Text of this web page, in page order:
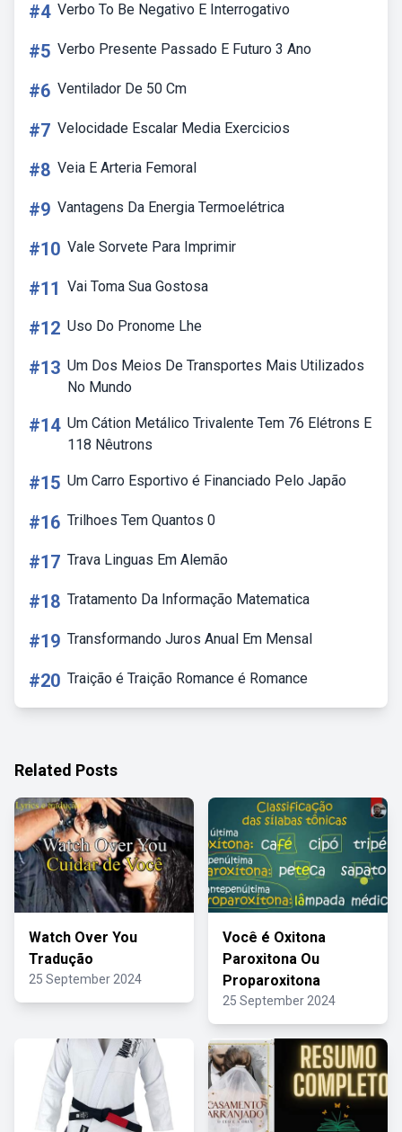
#4 Verbo To Be Negativo E Interrogativo
#5 Verbo Presente Passado E Futuro 3 Ano
#6 Ventilador De 50 Cm
#7 Velocidade Escalar Media Exercicios
#8 Veia E Arteria Femoral
#9 Vantagens Da Energia Termoelétrica
#10 Vale Sorvete Para Imprimir
#11 Vai Toma Sua Gostosa
#12 Uso Do Pronome Lhe
#13 Um Dos Meios De Transportes Mais Utilizados
No Mundo
#14 Um Cátion Metálico Trivalente Tem 76 Elétrons E
118 Nêutrons
#15 Um Carro Esportivo é Financiado Pelo Japão
#16 Trilhoes Tem Quantos 0
#17 Trava Linguas Em Alemão
#18 Tratamento Da Informação Matematica
#19 Transformando Juros Anual Em Mensal
#20 Traição é Traição Romance é Romance
Related Posts
Watch Over You
Tradução
25 September 2024
Você é Oxitona
Paroxitona Ou
Proparoxitona
25 September 2024